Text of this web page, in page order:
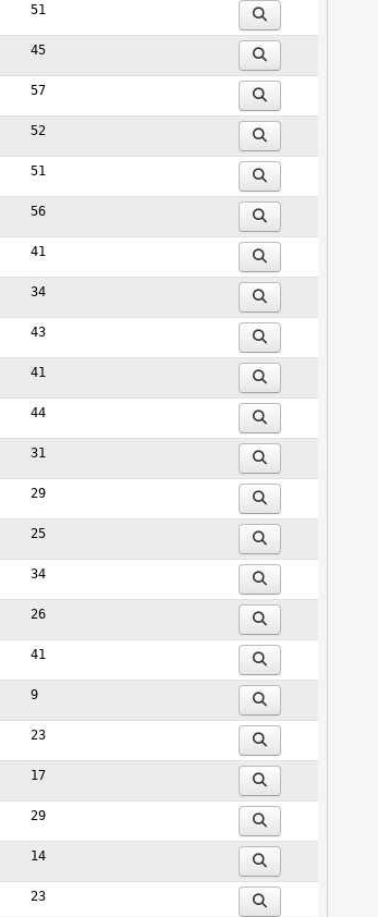
51
45
57
52
51
56
41
34
43
41
44
31
29
25
34
26
41
9
23
17
29
14
23